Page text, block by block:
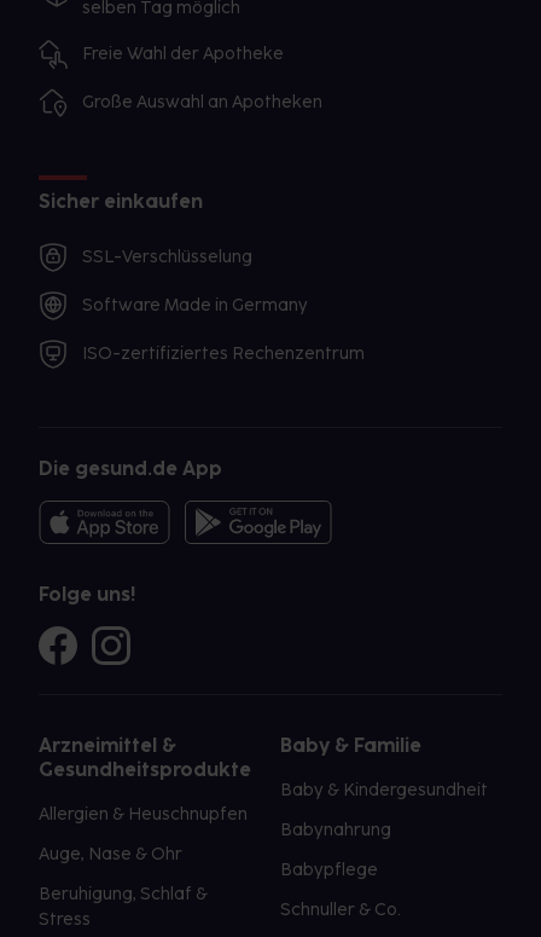
selben Tag möglich
Freie Wahl der Apotheke
Große Auswahl an Apotheken
Sicher einkaufen
SSL-Verschlüsselung
Software Made in Germany
ISO-zertifiziertes Rechenzentrum
Die gesund.de App
Folge uns!
Arzneimittel &
Gesundheitsprodukte
Allergien & Heuschnupfen
Auge, Nase & Ohr
Beruhigung, Schlaf &
Stress
Baby & Familie
Baby & Kindergesundheit
Babynahrung
Babypflege
Schnuller & Co.